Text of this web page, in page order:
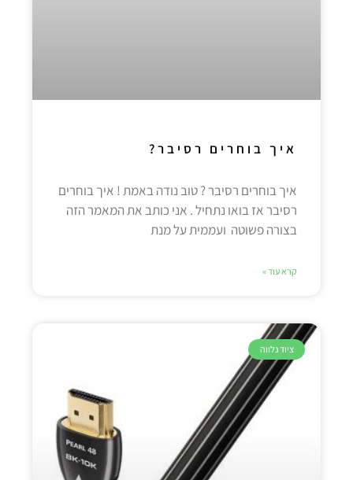
איך בוחרים רסיבר?
איך בוחרים רסיבר ? טוב נודה באמת ! איך בוחרים
רסיבר אז בואו נתחיל . אני כותב את המאמר הזה
בצורה פשוטה ועממית על מנת
קרא עוד »
ציוד נלווה